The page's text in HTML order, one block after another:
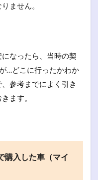
ません。
なったら、当時の契
…どこに行ったかわか
参考までによく引き
ます。
購入した車（マイ